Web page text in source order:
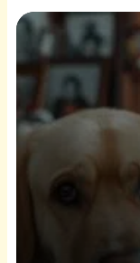
européen
animal
3 février 2025